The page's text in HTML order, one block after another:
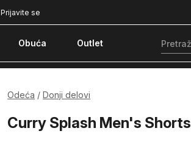
Prijavite se
Obuća Outlet
Odeća Donji delovi
Curry Splash Men's Shorts